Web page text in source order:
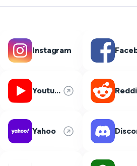
Instagram
Youtube
Yahoo